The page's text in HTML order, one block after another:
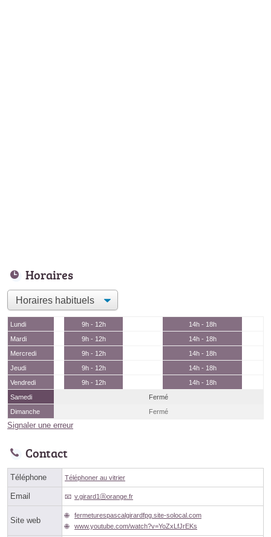
Horaires
Lundi 9h - 12h
14h - 18h
Mardi
9h - 12h
14h - 18h
Mercredi
9h - 12h
14h - 18h
Jeudi
9h - 12h
14h - 18h
Vendredi
9h - 12h
14h - 18h
Samedi
Fermé
Dimanche
Fermé
Signaler une erreur
Contact
Téléphone Téléphoner au vitrier
Email v.girard1ⓐorange.fr
Site web
fermeturespascalgirardfpg.site-solocal.com
www.youtube.com/watch?v=YoZxLfJrEKs